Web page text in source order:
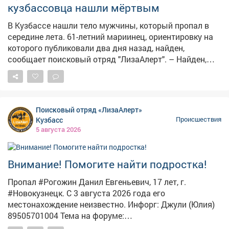
кузбассовца нашли мёртвым
В Кузбассе нашли тело мужчины, который пропал в
середине лета. 61-летний мариинец, ориентировку на
которого публиковали два дня назад, найден,
сообщает поисковый отряд "ЛизаАлерт". – Найден,
погиб, – гласит уведомление. Пропал мужчина ещё 15
июля. Обстоятельства трагедии волонтёры не
людях. 296 удалось найти живыми, 10 – погибшими,
семерых найти не удалось.
Поисковый отряд «ЛизаАлерт»
Кузбасс
5 августа 2026
Происшествия
Внимание! Помогите найти подростка!
Пропал #Рогожин Данил Евгеньевич, 17 лет, г.
#Новокузнецк. С 3 августа 2026 года его
местонахождение неизвестно. Инфорг: Джули (Юлия)
89505701004 Тема на форуме: